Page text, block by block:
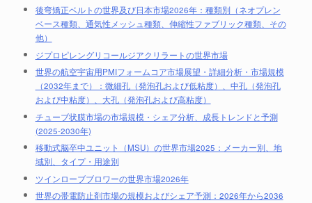
後弯矯正ベルトの世界及び日本市場2026年：種類別（ネオプレン
ベース種類、通気性メッシュ種類、伸縮性ファブリック種類、その
他）
ジプロピレングリコールジアクリラートの世界市場
世界の航空宇宙用PMIフォームコア市場展望・詳細分析・市場規模
（2032年まで）：微細孔（発泡孔および低粘度）、中孔（発泡孔
および中粘度）、大孔（発泡孔および高粘度）
チューブ状膜市場の市場規模・シェア分析、成長トレンドと予測
(2025-2030年)
移動式脳卒中ユニット（MSU）の世界市場2025：メーカー別、地
域別、タイプ・用途別
ツインローブブロワーの世界市場2026年
世界の帯電防止剤市場の規模およびシェア予測：2026年から2036